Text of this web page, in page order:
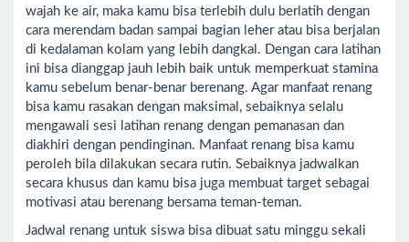
wajah ke air, maka kamu bisa terlebih dulu berlatih dengan
cara merendam badan sampai bagian leher atau bisa berjalan
di kedalaman kolam yang lebih dangkal. Dengan cara latihan
ini bisa dianggap jauh lebih baik untuk memperkuat stamina
kamu sebelum benar-benar berenang. Agar manfaat renang
bisa kamu rasakan dengan maksimal, sebaiknya selalu
mengawali sesi latihan renang dengan pemanasan dan
diakhiri dengan pendinginan. Manfaat renang bisa kamu
peroleh bila dilakukan secara rutin. Sebaiknya jadwalkan
secara khusus dan kamu bisa juga membuat target sebagai
motivasi atau berenang bersama teman-teman.
Jadwal renang untuk siswa bisa dibuat satu minggu sekali